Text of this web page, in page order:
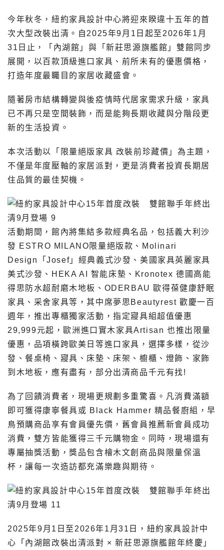
今年秋冬，紐約家具設計中心將迎來睽違十五年的首
次大型改裝出清。自2025年9月1日起至2026年1月
31日止，「內湖館」與「新莊思源旗艦館」雙館同步
展開，以百款頂級進口家具、前所未有的優惠價格，
打造年度最矚目的家居收藏盛會。
隨著房市結構轉變與後疫情時代居家需求升級，家具
已不再只是空間裝飾，而是能夠長期收藏與分階段更
新的生活投資。
本次活動以「限量絕版家具 改裝前珍藏價」為主題，
不僅是年度壓軸的家居派對，更是消費者投資長期居
住品質的最佳契機。
活動期間，館內將集結多款經典名品，包括義大利沙
發 ESTRO MILANO限量絕版款、Molinari
Design「Josef」經典義式沙發、美國家具英麗家具
美式沙發、HEKA AI 智能床墊、Kronotex 德國高能
得思防水超耐磨木地板、ODERBAU 歐得葆健康舒眠
家具、采舍家具等，其中席夢思Beautyrest 歡慶一百
週年，推出專櫃獨家活動，指定寢具組超值優惠
29,999元起，歐洲進口實木家具Artisan 也推出限量
優惠，品項橫跨歐美日等進口家具，選擇多樣，從沙
發、餐桌椅、寢具、床墊、床架、櫥櫃、燈飾、家飾
到木地板，應有盡有，部分出清商品千元有找!
為了回饋消費者，現場更規劃多重驚喜。凡消費滿額
即可獲得康寧餐具或 Black Hammer 精品餐廚組，早
鳥預購商品享有會員優先價，舊會員推薦新會員成功
消費，雙方皆能獲得三千元購物金。同時，現場還有
專屬抽獎活動，獎品包含檜木文創商品與限量保溫
杯，讓每一次造訪都充滿樂趣與期待。
2025年9月1日至2026年1月31日，紐約家具設計中
心「內湖館改裝出清派對 × 新莊思源旗艦館年終慶」